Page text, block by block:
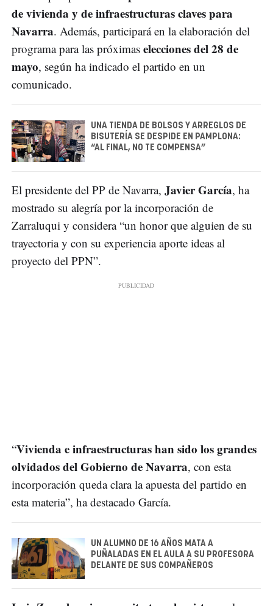
de vivienda y de infraestructuras claves para
Navarra. Además, participará en la elaboración del
programa para las próximas elecciones del 28 de
mayo, según ha indicado el partido en un
comunicado.
UNA TIENDA DE BOLSOS Y ARREGLOS DE
BISUTERÍA SE DESPIDE EN PAMPLONA:
“AL FINAL, NO TE COMPENSA”
El presidente del PP de Navarra, Javier García, ha
mostrado su alegría por la incorporación de
Zarraluqui y considera “un honor que alguien de su
trayectoria y con su experiencia aporte ideas al
proyecto del PPN”.
“Vivienda e infraestructuras han sido los grandes
olvidados del Gobierno de Navarra, con esta
incorporación queda clara la apuesta del partido en
esta materia”, ha destacado García.
UN ALUMNO DE 16 AÑOS MATA A
PUÑALADAS EN EL AULA A SU PROFESORA
DELANTE DE SUS COMPAÑEROS